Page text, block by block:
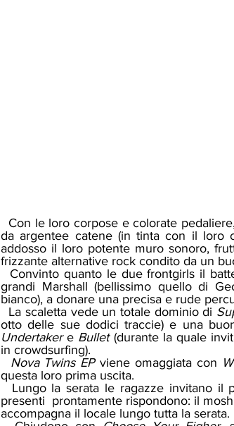
da argentee catene (in tinta con il loro
addosso il loro potente muro sonoro,
frizzante alternative rock condito da un
Convinto quanto le due frontgirls il
grandi Marshall (bellissimo quello di
bianco), a donare una precisa e rude
  La scaletta vede un totale dominio di
otto delle sue dodici traccie) e una
Undertaker e Bullet (durante la quale
in crowdsurfing).
  Nova Twins EP
viene omaggiata con
questa loro prima uscita.
presenti  prontamente rispondono: il
accompagna il locale lungo tutta la serata.